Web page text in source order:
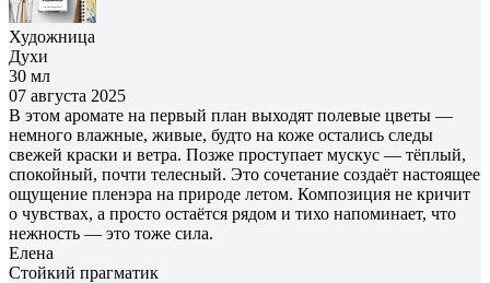
Художница
Духи
30 мл
07 августа 2025
В этом аромате на первый план выходят полевые цветы —
немного влажные, живые, будто на коже остались следы
свежей краски и ветра. Позже проступает мускус — тёплый,
спокойный, почти телесный. Это сочетание создаёт настоящее
ощущение пленэра на природе летом. Композиция не кричит
о чувствах, а просто остаётся рядом и тихо напоминает, что
нежность — это тоже сила.
Елена
Cтойкий прагматик